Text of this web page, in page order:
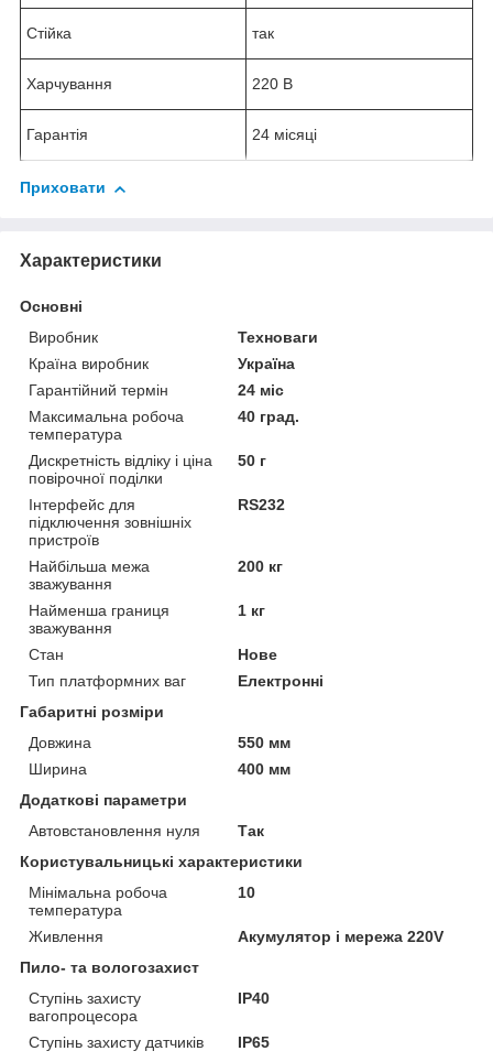
Стійка так
Харчування 220 В
Гарантія 24 місяці
Приховати
Характеристики
Основні
Виробник
Техноваги
Країна виробник
Україна
Гарантійний термін
24 міс
Максимальна робоча
температура
40 град.
Дискретність відліку і ціна
повірочної поділки
50 г
Інтерфейс для
підключення зовнішніх
пристроїв
RS232
Найбільша межа
зважування
200 кг
Найменша границя
зважування
1 кг
Стан
Нове
Тип платформних ваг
Електронні
Габаритні розміри
Довжина
550 мм
Ширина
400 мм
Додаткові параметри
Автовстановлення нуля
Так
Користувальницькі характеристики
Мінімальна робоча
температура
10
Живлення
Акумулятор і мережа 220V
Пило- та вологозахист
Ступінь захисту
вагопроцесора
IP40
Ступінь захисту датчиків
IP65